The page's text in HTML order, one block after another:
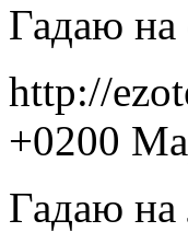
Гадаю
http://
+0200
Гадаю